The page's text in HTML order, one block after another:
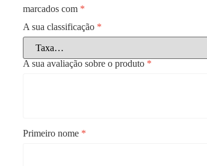
marcados com *
A sua classificação *
A sua avaliação sobre o produto *
Primeiro nome *